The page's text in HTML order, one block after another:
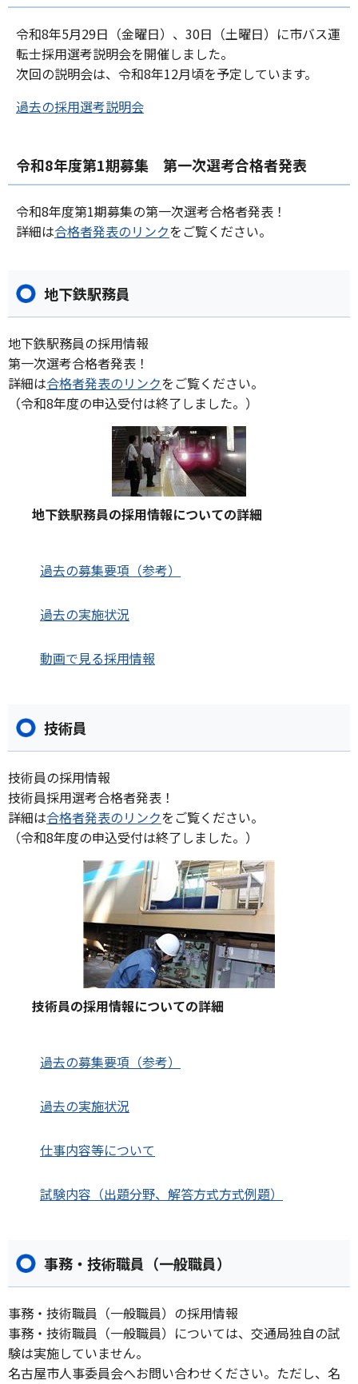
令和8年5月29日（金曜日）、30日（土曜日）に市バス運
転士採用選考説明会を開催しました。
次回の説明会は、令和8年12月頃を予定しています。
過去の採用選考説明会
令和8年度第1期募集 第一次選考合格者発表
令和8年度第1期募集の第一次選考合格者発表！
詳細は合格者発表のリンクをご覧ください。
地下鉄駅務員
地下鉄駅務員の採用情報
第一次選考合格者発表！
詳細は合格者発表のリンクをご覧ください。
（令和8年度の申込受付は終了しました。）
地下鉄駅務員の採用情報についての詳細
過去の募集要項（参考）
過去の実施状況
動画で見る採用情報
技術員
技術員の採用情報
技術員採用選考合格者発表！
詳細は合格者発表のリンクをご覧ください。
（令和8年度の申込受付は終了しました。）
技術員の採用情報についての詳細
過去の募集要項（参考）
過去の実施状況
仕事内容等について
試験内容（出題分野、解答方式方式例題）
事務・技術職員（一般職員）
事務・技術職員（一般職員）の採用情報
事務・技術職員（一般職員）については、交通局独自の試
験は実施していません。
名古屋市人事委員会へお問い合わせください。ただし、名